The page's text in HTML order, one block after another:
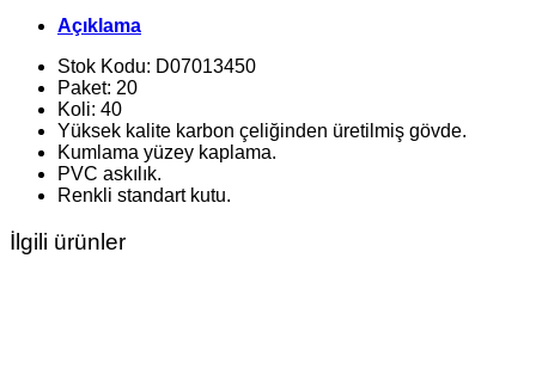
Açıklama
Stok Kodu: D07013450
Paket: 20
Koli: 40
Yüksek kalite karbon çeliğinden üretilmiş gövde.
Kumlama yüzey kaplama.
PVC askılık.
Renkli standart kutu.
İlgili ürünler